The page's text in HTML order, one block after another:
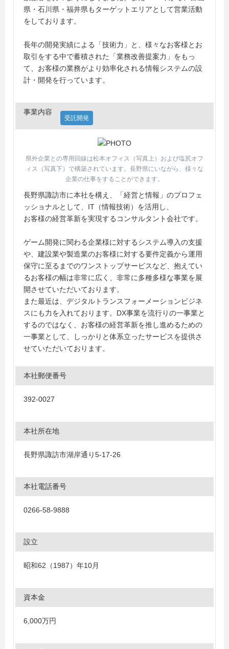
県・石川県・福井県もターゲットエリアとして営業活動
をしております。
長年の開発実績による「技術力」と、様々なお客様とお
取引をする中で蓄積された「業務改善提案力」をもっ
て、お客様の業務がより効率化される情報システムの設
計・開発を行っています。
事業内容
受託開発
県外企業との専用回線は松本オフィス（写真上）および塩尻オフ
ィス（写真下）で構築されています。長野県にいながら、様々な
企業の仕事をすることができます。
長野県諏訪市に本社を構え、「経営と情報」のプロフェ
ッショナルとして、IT（情報技術）を活用し、
お客様の経営革新を実現するコンサルタント会社です。
ゲーム開発に関わる企業様に対するシステム導入の支援
や、建設業や製造業のお客様に対する要件定義から運用
保守に至るまでのワンストップサービスなど、抱えてい
るお客様の幅は非常に広く、非常に多種多様な事業を展
開させていただいております。
また最近は、デジタルトランスフォーメーションビジネ
スにも力を入れております。DX事業を流行りの一事業と
するのではなく、お客様の経営革新を推し進めるための
一事業として、しっかりと体系立ったサービスを提供さ
せていただいております。
本社郵便番号
392-0027
本社所在地
長野県諏訪市湖岸通り5-17-26
本社電話番号
0266-58-9888
設立
昭和62（1987）年10月
資本金
6,000万円